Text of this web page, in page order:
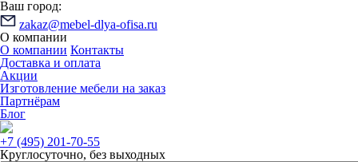
Ваш город:
zakaz@mebel-dlya-ofisa.ru
О компании
О компании Контакты
Доставка и оплата
Акции
Изготовление мебели на заказ
Партнёрам
Блог
+7 (495) 201-70-55
Круглосуточно, без выходных